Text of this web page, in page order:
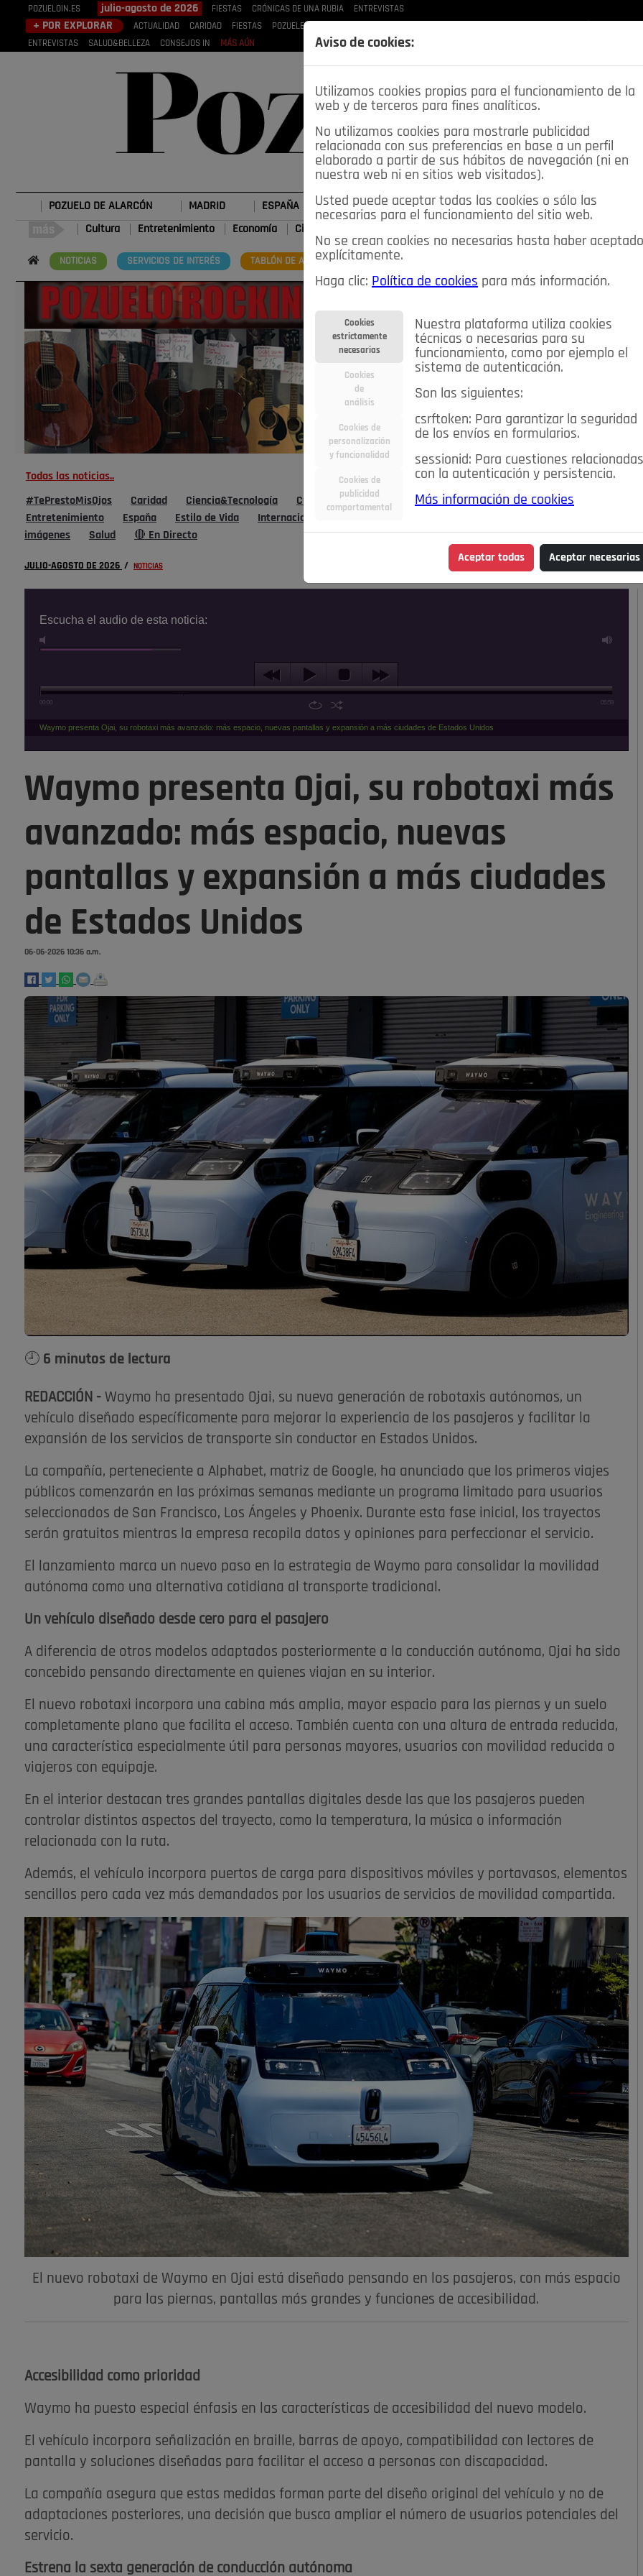
POZUELOIN.ES julio-agosto de 2026 FIESTAS CRÓNICAS DE UNA RUBIA ENTREVISTAS
+ POR EXPLORAR ACTUALIDAD CARIDAD FIESTAS POZUELEROS CRÓNICAS DE
ENTREVISTAS
SALUD&BELLEZA CONSEJOS IN MÁS AÚN
POZUELO DE ALARCÓN MADRID ESPAÑA DEPORTES OPINIÓN IN SALUD 🔴 EN DIRECTO
Cultura Entretenimiento Economía Ciencia&Tecnología
NOTICIAS SERVICIOS DE INTERÉS TABLÓN DE ANUNCIOS MIS ANUNCIOS
Todas las noticias..
#TePrestoMisOjos Caridad Ciencia&Tecnología Cultura Deportes Economía
Educación
Entretenimiento
España Estilo de Vida Internacional
imágenes
Salud 🔴 En Directo
JULIO-AGOSTO DE 2026 / NOTICIAS
Escucha el audio de esta noticia:
00:00 05:59
Waymo presenta Ojai, su robotaxi más avanzado: más espacio, nuevas pantallas y expansión a más ciudades de Estados Unidos
Waymo presenta Ojai, su robotaxi más
avanzado: más espacio, nuevas
pantallas y expansión a más ciudades
de Estados Unidos
06-06-2026 10:36 a.m.
🕘 6 minutos de lectura
REDACCIÓN - Waymo ha presentado Ojai, su nueva generación de robotaxis autónomos, un
vehículo diseñado específicamente para mejorar la experiencia de los pasajeros y facilitar la
expansión de los servicios de transporte sin conductor en Estados Unidos.
La compañía, perteneciente a Alphabet, matriz de Google, ha anunciado que los primeros viajes
públicos comenzarán en las próximas semanas mediante un programa limitado para usuarios
seleccionados de San Francisco, Los Ángeles y Phoenix. Durante esta fase inicial, los trayectos
serán gratuitos mientras la empresa recopila datos y opiniones para perfeccionar el servicio.
El lanzamiento marca un nuevo paso en la estrategia de Waymo para consolidar la movilidad
autónoma como una alternativa cotidiana al transporte tradicional.
Un vehículo diseñado desde cero para el pasajero
A diferencia de otros modelos adaptados posteriormente a la conducción autónoma, Ojai ha sido
concebido pensando directamente en quienes viajan en su interior.
El nuevo robotaxi incorpora una cabina más amplia, mayor espacio para las piernas y un suelo
completamente plano que facilita el acceso. También cuenta con una altura de entrada reducida,
una característica especialmente útil para personas mayores, usuarios con movilidad reducida o
viajeros con equipaje.
En el interior destacan tres grandes pantallas digitales desde las que los pasajeros pueden
controlar distintos aspectos del trayecto, como la temperatura, la música o información
relacionada con la ruta.
Además, el vehículo incorpora puertos de carga para dispositivos móviles y portavasos, elementos
sencillos pero cada vez más demandados por los usuarios de servicios de movilidad compartida.
El nuevo robotaxi de Waymo en Ojai está diseñado pensando en los pasajeros, con más espacio
para las piernas, pantallas más grandes y funciones de accesibilidad.
Accesibilidad como prioridad
Waymo ha puesto especial énfasis en las características de accesibilidad del nuevo modelo.
El vehículo incorpora señalización en braille, barras de apoyo, compatibilidad con lectores de
pantalla y soluciones diseñadas para facilitar el acceso a personas con discapacidad.
La compañía asegura que estas medidas forman parte del diseño original del vehículo y no de
adaptaciones posteriores, una decisión que busca ampliar el número de usuarios potenciales del
servicio.
Estrena la sexta generación de conducción autónoma
Aviso de cookies:
Utilizamos cookies propias para el funcionamiento de la
web y de terceros para fines analíticos.
No utilizamos cookies para mostrarle publicidad
relacionada con sus preferencias en base a un perfil
elaborado a partir de sus hábitos de navegación (ni en
nuestra web ni en sitios web visitados).
Usted puede aceptar todas las cookies o sólo las
necesarias para el funcionamiento del sitio web.
No se crean cookies no necesarias hasta haber aceptado
explícitamente.
Haga clic: Política de cookies para más información.
Cookies
estrictamente
necesarias
Cookies
de
análisis
Cookies de
personalización
y funcionalidad
Cookies de
publicidad
comportamental
Nuestra plataforma utiliza cookies
técnicas o necesarias para su
funcionamiento, como por ejemplo el
sistema de autenticación.
Son las siguientes:
csrftoken: Para garantizar la seguridad
de los envíos en formularios.
sessionid: Para cuestiones relacionadas
con la autenticación y persistencia.
Más información de cookies
Aceptar todas Aceptar necesarias